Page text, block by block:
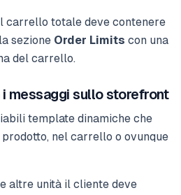
carrello totale deve contenere
sezione Order Limits con una
del carrello.
messaggi sullo storefront
template dinamiche che
nel carrello o ovunque
altre unità il cliente deve